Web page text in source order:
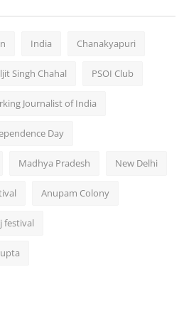
India Chanakyapuri
Singh Chahal PSOI Club
Journalist of India
Day
Madhya Pradesh New Delhi
Anupam Colony
festival